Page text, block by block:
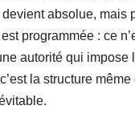
absolue, mais
programmée : ce
autorité qui impose
la structure